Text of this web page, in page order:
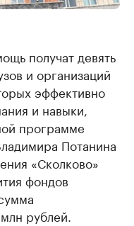
получат девять
и организаций
эффективно
и навыки,
программе
Потанина
«Сколково»
фондов
рублей.